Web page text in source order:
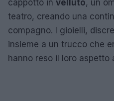
cappotto in velluto, un
teatro, creando una
compagno. I gioielli,
insieme a un trucco che
hanno reso il loro aspetto